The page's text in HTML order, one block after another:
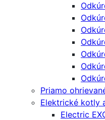
Priamo
Elektrické kotly
Electric